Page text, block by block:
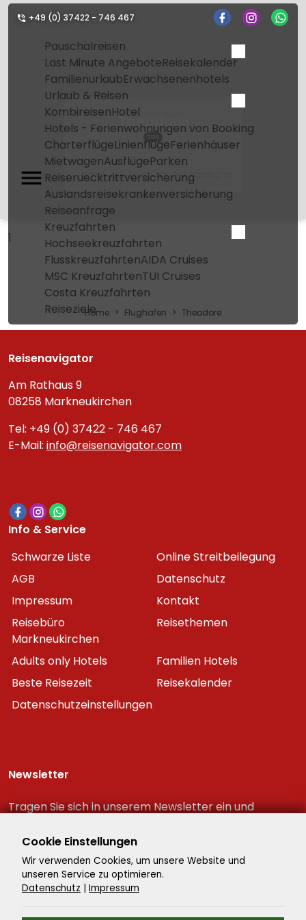
+49 (0) 37422 - 746 467
Pauschalreisen
Last Minute AngeboteReisekalender
FamilienurlaubErwachsenenhotels
Urlaub & Reisen
KombireisenHotel
Hotels - Ferienwohnungen von Booking
CharterflügeLinienflügeFerienhäuser
MietwagenAusflügeParken
Reiseruecktrittversicherung
Auslandsreisekrankenversicherung
Reiseanfrage
Kreuzfahrten
Hochseekreuzfahrten
FlusskreuzfahrtenAIDA Cruises
MSC KreuzfahrtenTUI Cruises
Costa Kreuzfahrten
Reiseziele
Theodore
TDR
Home Flughafen Theodore
1
Home Flughafen Theodore
Reisenavigator
Am Rathaus 9
08258 Markneukirchen
Tel: +49 (0) 37422 - 746 467
E-Mail: info@reisenavigator.com
Info & Service
Schwarze Liste
Online Streitbeilegung
AGB
Datenschutz
Impressum
Kontakt
Reisebüro
Markneukirchen
Reisethemen
Adults only Hotels
Familien Hotels
Beste Reisezeit
Reisekalender
Datenschutzeinstellungen
Newsletter
Tragen Sie sich in unserem Newsletter ein und
Reiseschnäppchen!
Cookie Einstellungen
Wir verwenden Cookies, um unsere Website und
unseren Service zu optimieren.
Datenschutz | Impressum